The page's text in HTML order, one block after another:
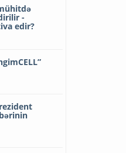
-
edir?